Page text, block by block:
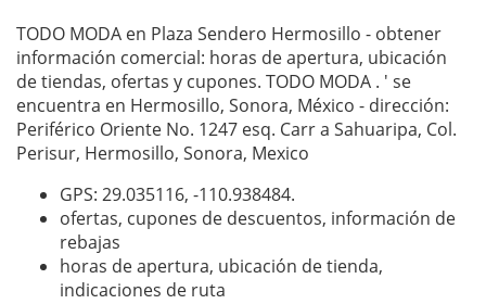
TODO MODA en Plaza Sendero Hermosillo - obtener
información comercial: horas de apertura, ubicación
de tiendas, ofertas y cupones. TODO MODA . ' se
encuentra en Hermosillo, Sonora, México - dirección:
Periférico Oriente No. 1247 esq. Carr a Sahuaripa, Col.
Perisur, Hermosillo, Sonora, Mexico
GPS: 29.035116, -110.938484.
ofertas, cupones de descuentos, información de
rebajas
horas de apertura, ubicación de tienda,
indicaciones de ruta